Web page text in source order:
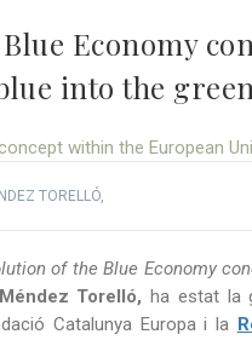
Economy
into the green
TORELLÓ,
of the Blue Economy
Torelló,ha estat la
Catalunya Europa i la